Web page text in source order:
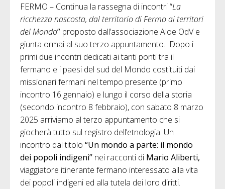
FERMO – Continua la rassegna di incontri “La
ricchezza nascosta, dal territorio di Fermo ai territori
del Mondo” proposto dall’associazione Aloe OdV e
giunta ormai al suo terzo appuntamento. Dopo i
primi due incontri dedicati ai tanti ponti tra il
fermano e i paesi del sud del Mondo costituiti dai
missionari fermani nel tempo presente (primo
incontro 16 gennaio) e lungo il corso della storia
(secondo incontro 8 febbraio), con sabato 8 marzo
2025 arriviamo al terzo appuntamento che si
giocherà tutto sul registro dell’etnologia. Un
incontro dal titolo “Un mondo a parte: il mondo
dei popoli indigeni” nei racconti di Mario Aliberti,
viaggiatore itinerante fermano interessato alla vita
dei popoli indigeni ed alla tutela dei loro diritti.